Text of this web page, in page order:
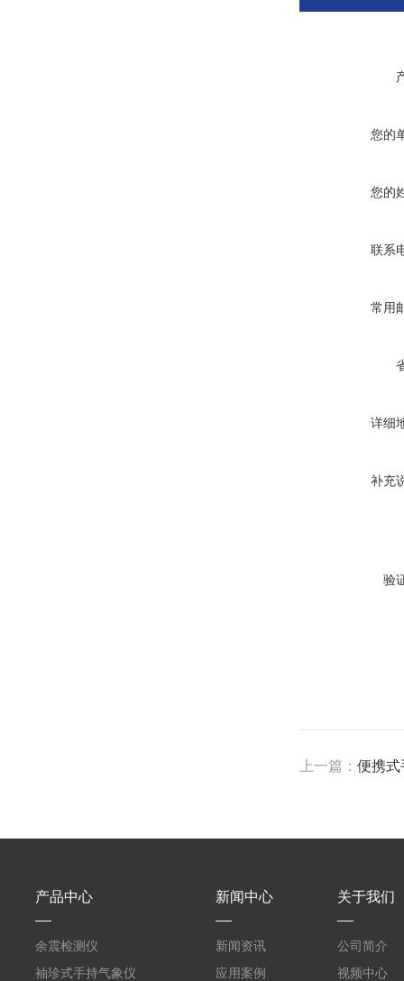
您的
您的
联系
常用
详细
补充
验
上一篇：便携式
产品中心
余震检测仪
袖珍式手持气象仪
新闻中心
新闻资讯
应用案例
关于我们
公司简介
视频中心